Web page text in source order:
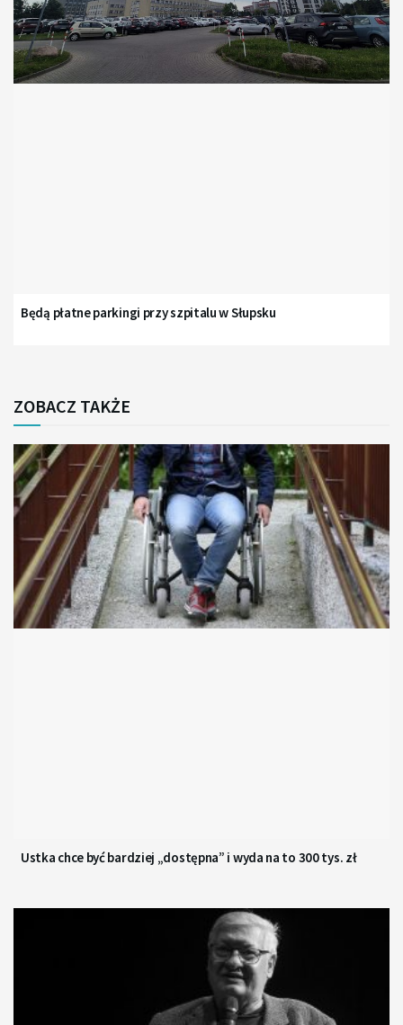
Będą płatne parkingi przy szpitalu w Słupsku
ZOBACZ TAKŻE
Ustka chce być bardziej „dostępna” i wyda na to 300 tys. zł